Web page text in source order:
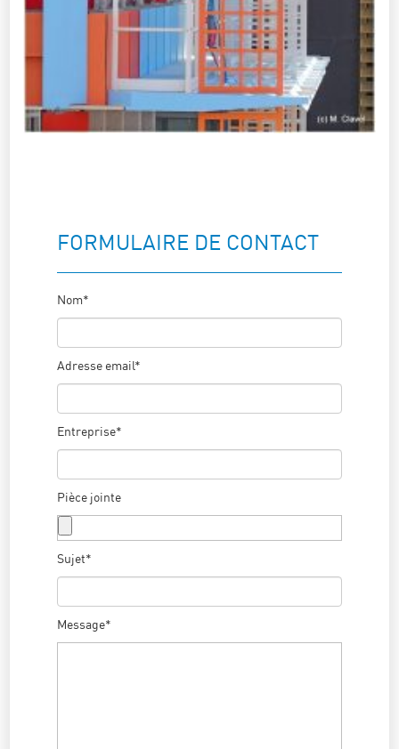
FORMULAIRE DE CONTACT
Nom*
Adresse email*
Entreprise*
Pièce jointe
Sujet*
Message*